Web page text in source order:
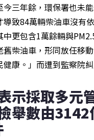
今三年餘，環保署也未
導致84萬輛柴油車沒有
中更包含1萬餘輛與
舊柴油車，形同放任移
康。」而遭到監察院糾
示採取多元
舉數由3142